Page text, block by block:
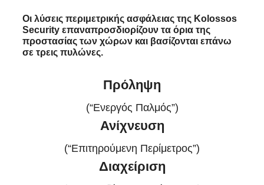
Οι λύσεις περιμετρικής ασφάλειας της Kolossos
Security επαναπροσδιορίζουν τα όρια της
προστασίας των χώρων και βασίζονται επάνω
σε τρεις πυλώνες.
Πρόληψη
(“Ενεργός Παλμός”)
Ανίχνευση
(“Επιτηρούμενη Περίμετρος”)
Διαχείριση